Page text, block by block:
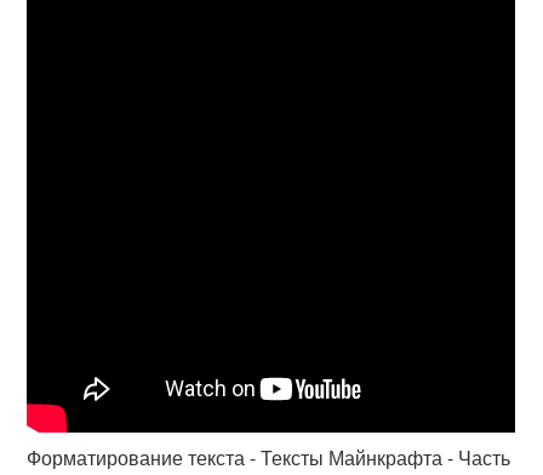
Форматирование текста - Тексты Майнкрафта - Часть